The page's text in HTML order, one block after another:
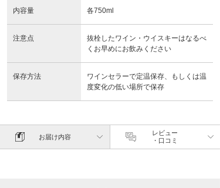
内容量 各750ml
注意点
抜栓したワイン・ウイスキーはなるべ
くお早めにお飲みください
保存方法
ワインセラーで定温保存、もしくは温
度変化の低い場所で保存
お届け内容
レビュー
・口コミ